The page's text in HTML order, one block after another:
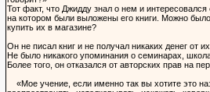
Тот факт, что Джидду знал о нем и
на котором были выложены его книги. Можно
купить их в магазине?
Он не писал книг и не получал никаких денег от
Не было никакого упоминания о семинарах,
Более того, он отказался от авторских прав на
«Мое учение, если именно так вы хотите это